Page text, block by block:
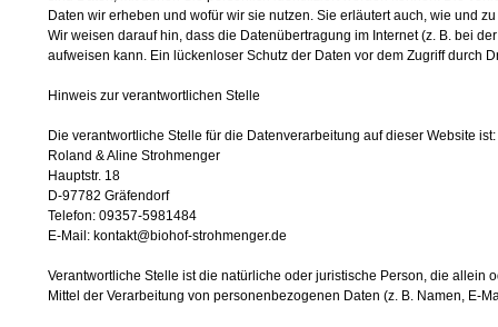
Daten wir erheben und wofür wir sie nutzen. Sie erläutert auch, wie und
Wir weisen darauf hin, dass die Datenübertragung im Internet (z. B. bei
aufweisen kann. Ein lückenloser Schutz der Daten vor dem Zugriff durch
Hinweis zur verantwortlichen Stelle
Die verantwortliche Stelle für die Datenverarbeitung auf dieser Website ist:
Roland & Aline Strohmenger
Hauptstr. 18
D-97782 Gräfendorf
Telefon: 09357-5981484
E-Mail: kontakt@biohof-strohmenger.de
Verantwortliche Stelle ist die natürliche oder juristische Person, die allein
Mittel der Verarbeitung von personenbezogenen Daten (z. B. Namen, E-